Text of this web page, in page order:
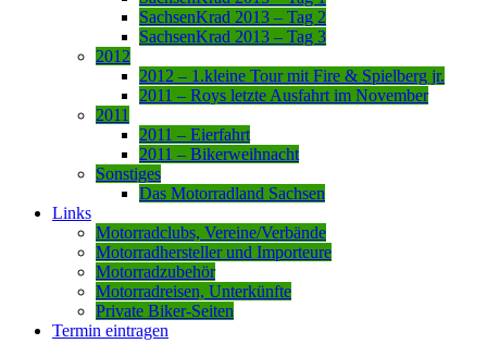
SachsenKrad 2013 – Tag 2
SachsenKrad 2013 – Tag 3
2012
2012 – 1.kleine Tour mit Fire & Spielberg jr.
2011 – Roys letzte Ausfahrt im November
2011
2011 – Eierfahrt
2011 – Bikerweihnacht
Sonstiges
Das Motorradland Sachsen
Links
Motorradclubs, Vereine/Verbände
Motorradhersteller und Importeure
Motorradzubehör
Motorradreisen, Unterkünfte
Private Biker-Seiten
Termin eintragen